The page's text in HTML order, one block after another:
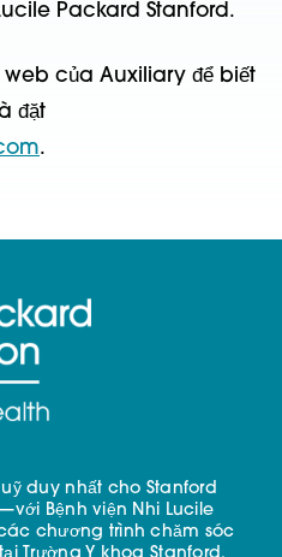
Packard Stanford.
của Auxiliary để biết
đặt
.
duy nhất cho Stanford
Bệnh viện Nhi Lucile
chương trình chăm sóc